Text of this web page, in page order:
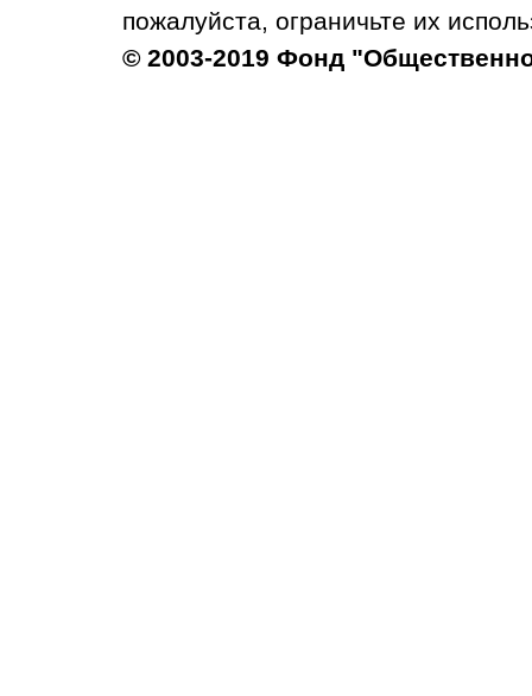
пожалуйста, ограничьте их
© 2003-2019 Фонд